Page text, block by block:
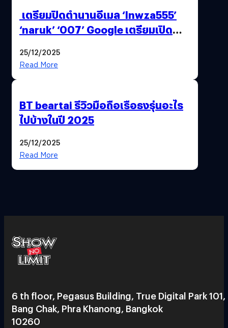
เตรียมปิดตำนานอีเมล ‘lnwza555’
‘naruk’ ‘007’ Google เตรียมเปิด
25/12/2025
Read More
BT beartai รีวิวมือถือเรือธงรุ่นอะไร
ไปบ้างในปี 2025
25/12/2025
Read More
6 th floor, Pegasus Building, True Digital Park 101,
Bang Chak, Phra Khanong, Bangkok
10260